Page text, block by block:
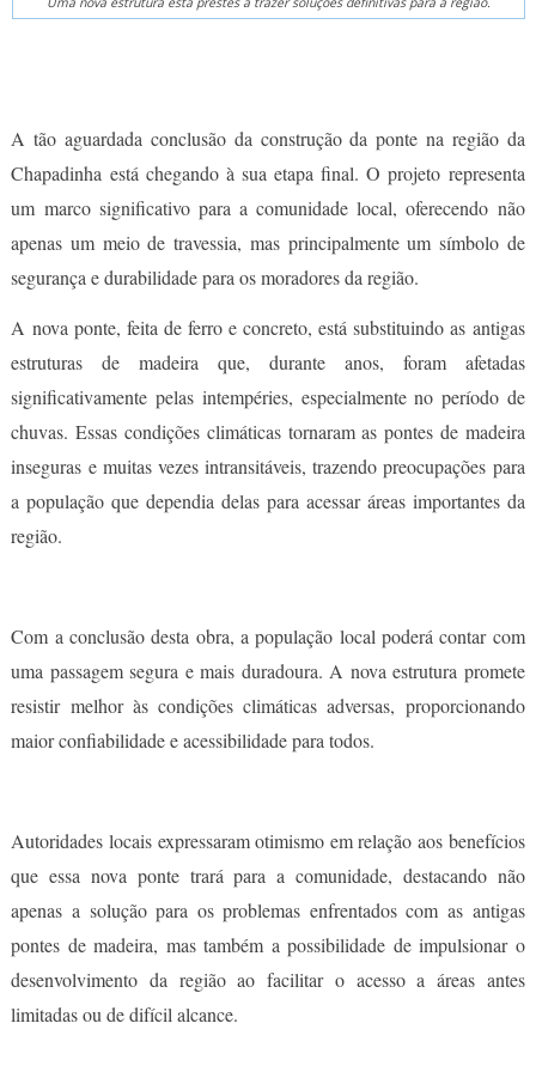
A tão aguardada conclusão da construção da ponte na região da
Chapadinha está chegando à sua etapa final. O projeto representa
um marco significativo para a comunidade local, oferecendo não
apenas um meio de travessia, mas principalmente um símbolo de
segurança e durabilidade para os moradores da região.
A nova ponte, feita de ferro e concreto, está substituindo as antigas
estruturas de madeira que, durante anos, foram afetadas
significativamente pelas intempéries, especialmente no período de
chuvas. Essas condições climáticas tornaram as pontes de madeira
inseguras e muitas vezes intransitáveis, trazendo preocupações para
a população que dependia delas para acessar áreas importantes da
região.
Com a conclusão desta obra, a população local poderá contar com
uma passagem segura e mais duradoura. A nova estrutura promete
resistir melhor às condições climáticas adversas, proporcionando
maior confiabilidade e acessibilidade para todos.
Autoridades locais expressaram otimismo em relação aos benefícios
que essa nova ponte trará para a comunidade, destacando não
apenas a solução para os problemas enfrentados com as antigas
pontes de madeira, mas também a possibilidade de impulsionar o
desenvolvimento da região ao facilitar o acesso a áreas antes
limitadas ou de difícil alcance.